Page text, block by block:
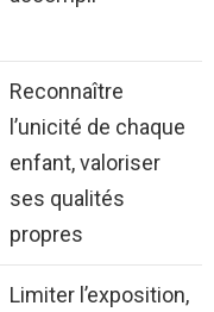
Reconnaître
l’unicité de chaque
enfant, valoriser
ses qualités
propres
Limiter l’exposition,